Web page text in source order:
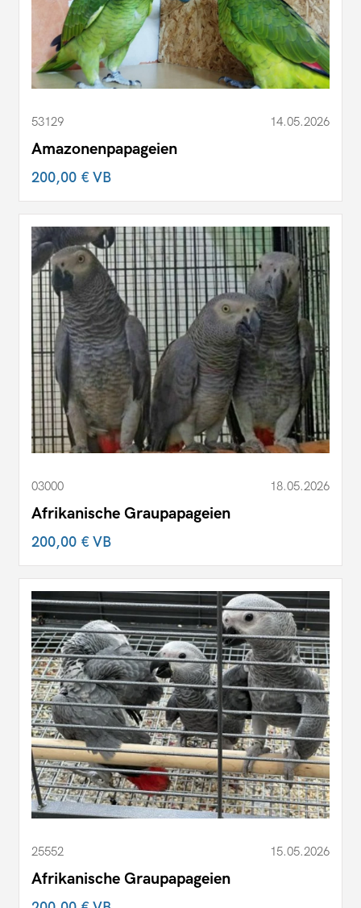
53129 14.05.2026
Amazonenpapageien
200,00 €VB
03000 18.05.2026
Afrikanische Graupapageien
200,00 €VB
25552 15.05.2026
Afrikanische Graupapageien